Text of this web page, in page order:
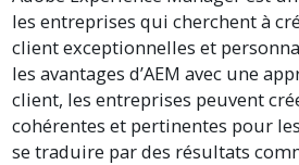
les entreprises qui cherchent à
client exceptionnelles et
les avantages d’AEM avec une
client, les entreprises peuvent
cohérentes et pertinentes pour
se traduire par des résultats